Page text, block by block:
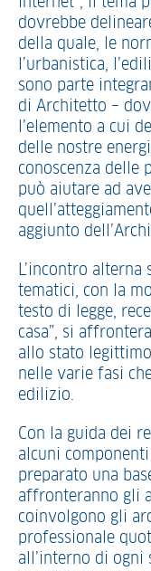
dovrebbe
della quale, le
l’urbanistica,
sono parte
di Architetto –
l’elemento a cui
delle nostre
conoscenza delle
può aiutare ad
aggiunto
L’incontro
tematici, con la
testo di legge,
casa”, si
allo stato
nelle varie fasi
edilizio.
Con la guida dei
alcuni
preparato una
affronteranno gli
coinvolgono gli
professionale
all’interno di ogni